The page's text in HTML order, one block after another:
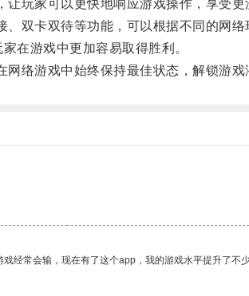
家可以更快地响应游戏操作，享受更
卡双待等功能，可以根据不同的网络
在游戏中更加容易取得胜利。
游戏中始终保持最佳状态，解锁游戏
经常会输，现在有了这个app，我的游戏水平提升了不少